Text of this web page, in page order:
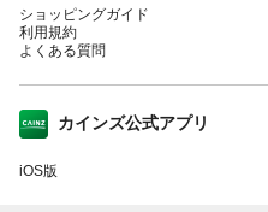
ショッピングガイド
利用規約
よくある質問
カインズ公式アプリ
iOS版